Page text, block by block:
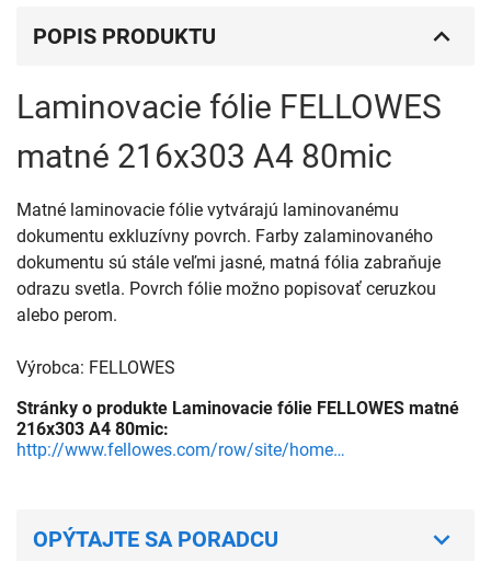
POPIS PRODUKTU
Laminovacie fólie FELLOWES
matné 216x303 A4 80mic
Matné laminovacie fólie vytvárajú laminovanému
dokumentu exkluzívny povrch. Farby zalaminovaného
dokumentu sú stále veľmi jasné, matná fólia zabraňuje
odrazu svetla. Povrch fólie možno popisovať ceruzkou
alebo perom.
Výrobca: FELLOWES
Stránky o produkte Laminovacie fólie FELLOWES matné
216x303 A4 80mic:
http://www.fellowes.com/row/site/home.aspx?culture=en
OPÝTAJTE SA PORADCU